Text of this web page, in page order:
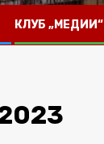
КЛУБ „МЕДИИ“